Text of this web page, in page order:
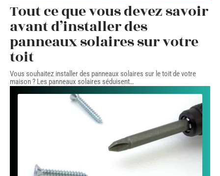
Tout ce que vous devez savoir
avant d’installer des
panneaux solaires sur votre
toit
Vous souhaitez installer des panneaux solaires sur le toit de votre
maison ? Les panneaux solaires séduisent…